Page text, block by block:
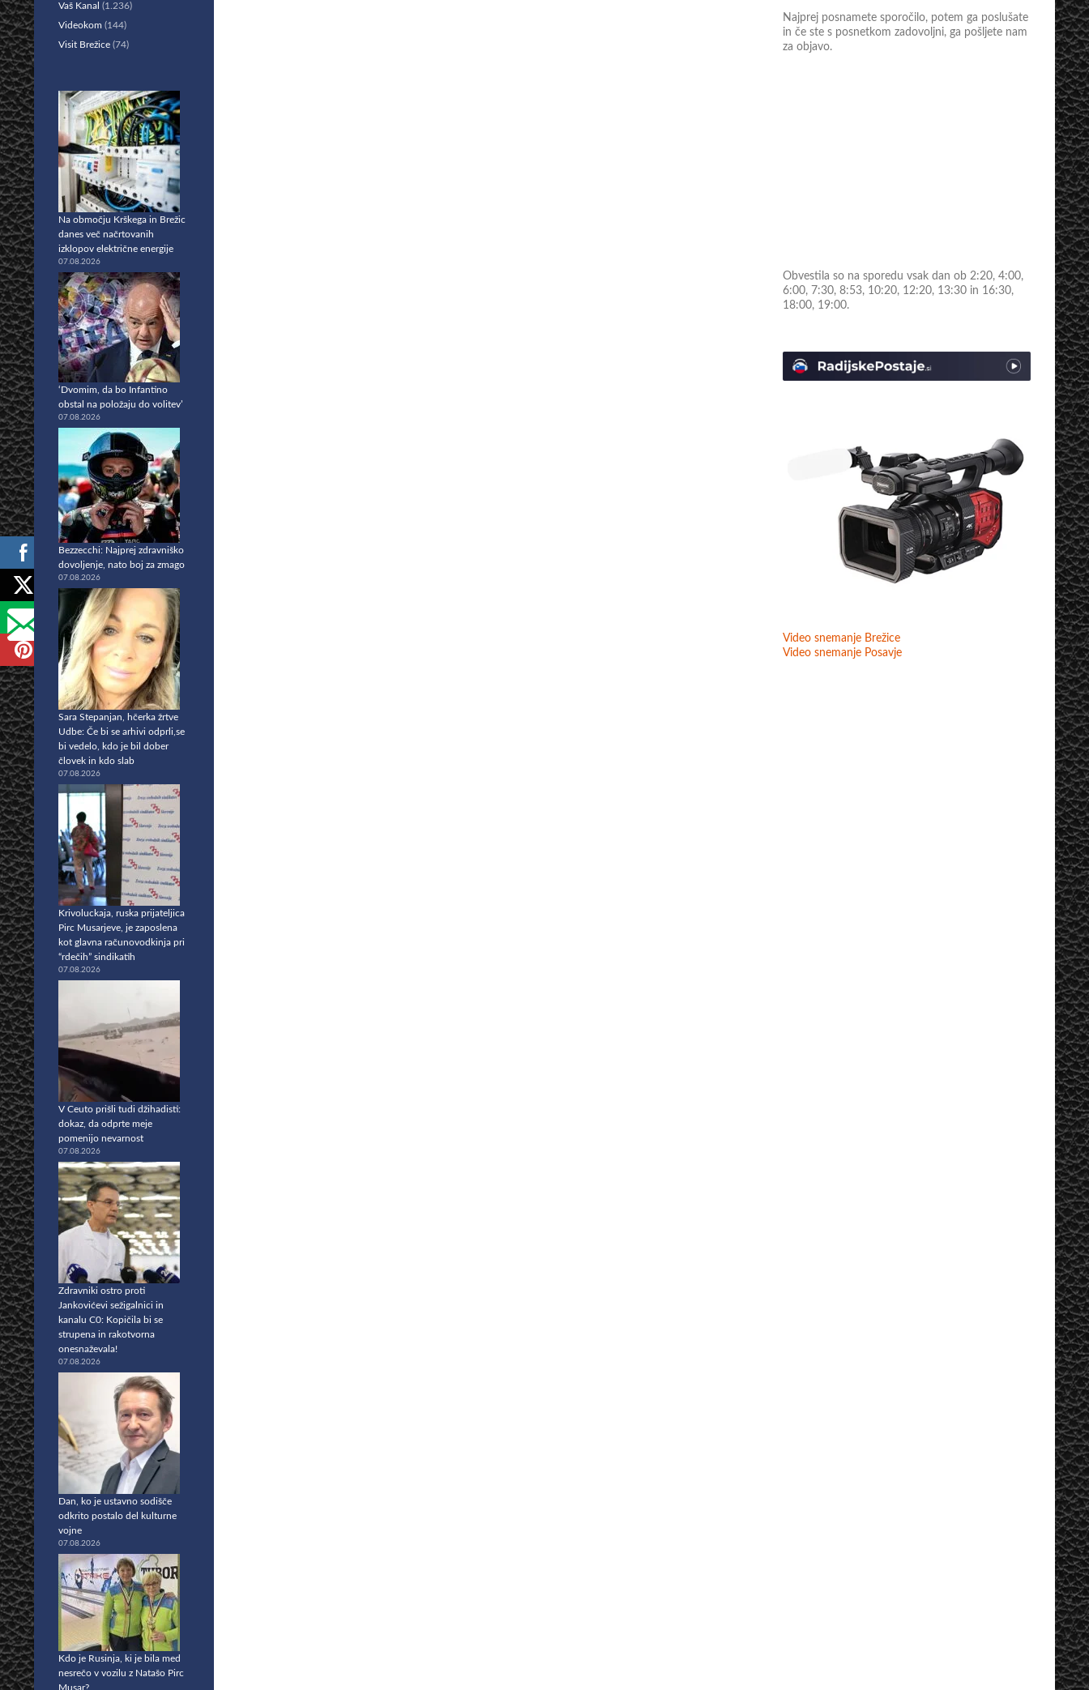
Najprej posnamete sporočilo, potem ga poslušate
in če ste s posnetkom zadovoljni, ga pošljete nam
za objavo.
Obvestila so na sporedu vsak dan ob 2:20, 4:00,
6:00, 7:30, 8:53, 10:20, 12:20, 13:30 in 16:30,
18:00, 19:00.
Video snemanje Brežice
Video snemanje Posavje
Vaš Kanal (1.236)
Videokom (144)
Visit Brežice (74)
Na območju Krškega in Brežic
danes več načrtovanih
izklopov električne energije
07.08.2026
‘Dvomim, da bo Infantino
obstal na položaju do volitev’
07.08.2026
Bezzecchi: Najprej zdravniško
dovoljenje, nato boj za zmago
07.08.2026
Sara Stepanjan, hčerka žrtve
Udbe: Če bi se arhivi odprli,se
bi vedelo, kdo je bil dober
človek in kdo slab
07.08.2026
Krivoluckaja, ruska prijateljica
Pirc Musarjeve, je zaposlena
kot glavna računovodkinja pri
“rdečih” sindikatih
07.08.2026
V Ceuto prišli tudi džihadisti:
dokaz, da odprte meje
pomenijo nevarnost
07.08.2026
Zdravniki ostro proti
Jankovićevi sežigalnici in
kanalu C0: Kopičila bi se
strupena in rakotvorna
onesnaževala!
07.08.2026
Dan, ko je ustavno sodišče
odkrito postalo del kulturne
vojne
07.08.2026
Kdo je Rusinja, ki je bila med
nesrečo v vozilu z Natašo Pirc
Musar?